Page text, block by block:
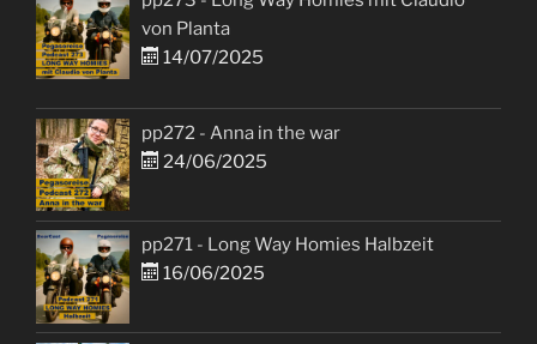
von Planta
14/07/2025
pp272 - Anna in the war
24/06/2025
pp271 - Long Way Homies Halbzeit
16/06/2025